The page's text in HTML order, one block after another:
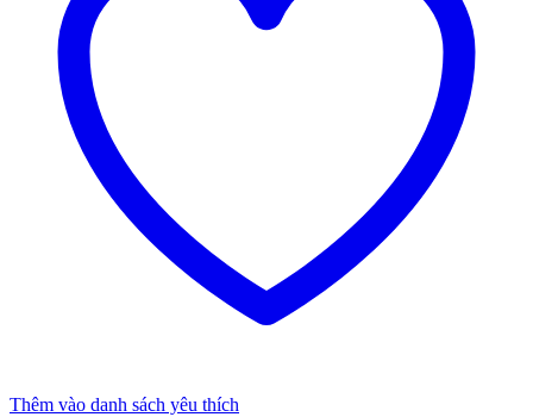
Thêm vào danh sách yêu thích